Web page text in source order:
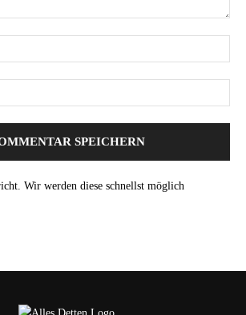
Wir werden diese schnellst möglich